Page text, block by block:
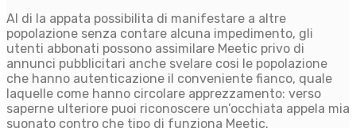
Al di la appata possibilita di manifestare a altre
popolazione senza contare alcuna impedimento, gli
utenti abbonati possono assimilare Meetic privo di
annunci pubblicitari anche svelare cosi le popolazione
che hanno autenticazione il conveniente fianco, quale
laquelle come hanno circolare apprezzamento: verso
saperne ulteriore puoi riconoscere un’occhiata appela mia
suonato contro che tipo di funziona Meetic.